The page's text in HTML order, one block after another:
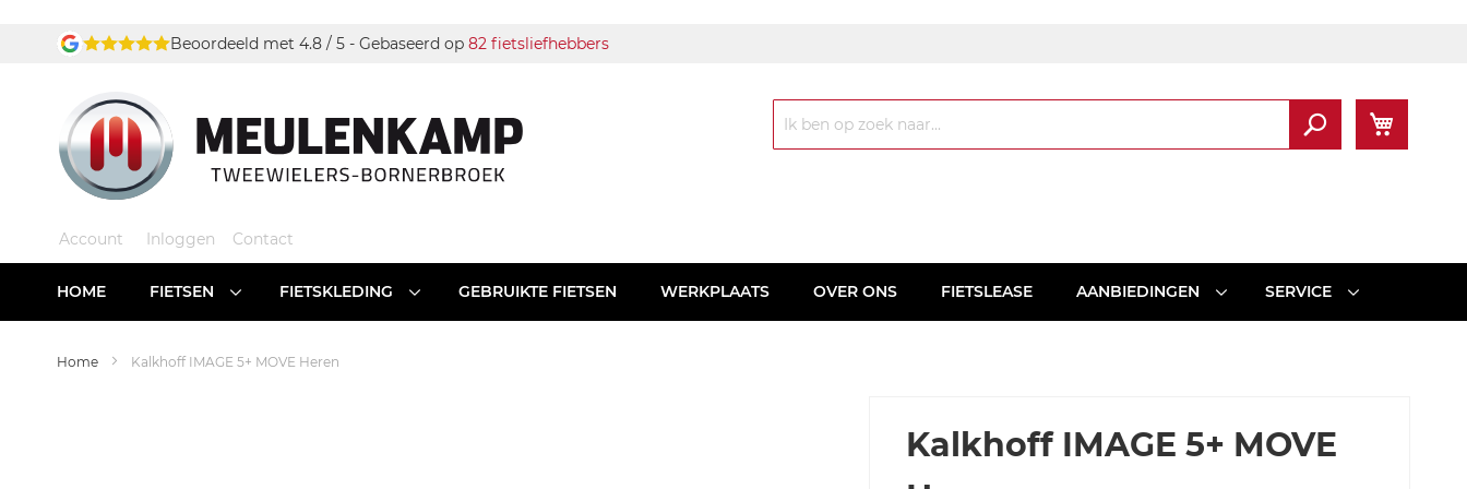
Ga
inhoud
Beoordeeld met 4.8 / 5 - Gebaseerd op 82 fietsliefhebbers
Zoek
Account Inloggen Contact
HOME FIETSEN FIETSKLEDING GEBRUIKTE FIETSEN WERKPLAATS OVER ONS FIETSLEASE AANBIEDINGEN SERVICE
Home Kalkhoff IMAGE 5+ MOVE Heren
Kalkhoff IMAGE 5+ MOVE